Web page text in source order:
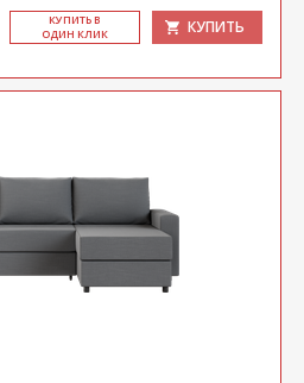
КУ­ПИТЬ В
ОДИН КЛИК
КУПИТЬ